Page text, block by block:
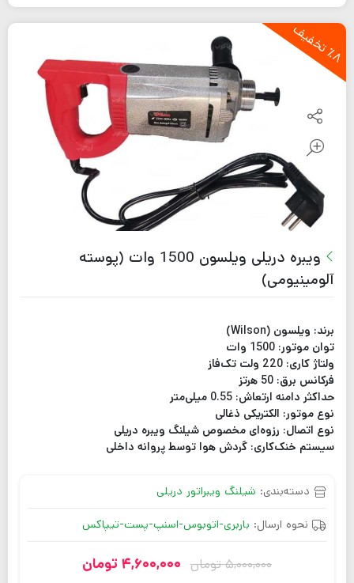
٪
8
ت
خ
ف
ی
ف
ویبره دریلی ویلسون 1500 وات (پوسته
آلومینیومی)
برند: ویلسون (Wilson)
توان موتور: 1500 وات
ولتاژ کاری: 220 ولت تک‌فاز
فرکانس برق: 50 هرتز
حداکثر دامنه ارتعاش: 0.55 میلی‌متر
نوع موتور: الکتریکی ذغالی
نوع اتصال: رزوه‌ای مخصوص شیلنگ ویبره دریلی
سیستم خنک‌کاری: گردش هوا توسط پروانه داخلی
دسته‌بندی: شیلنگ ویبراتور دریلی
نحوه ارسال: باربری-اتوبوس-اسنپ-پست-تیپاکس
5,000,000 تومان 4,600,000 تومان